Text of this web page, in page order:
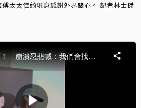
太太佳綺現身感謝外界關心。 記者林士傑